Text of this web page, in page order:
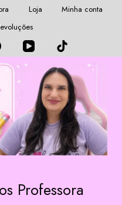
Loja
Minha conta
Professora